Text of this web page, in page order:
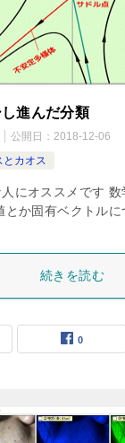
進んだ分類
公開日： 2018-12-06
とカオス
にオススメです
とか固有ベクトル
続きを読む
0